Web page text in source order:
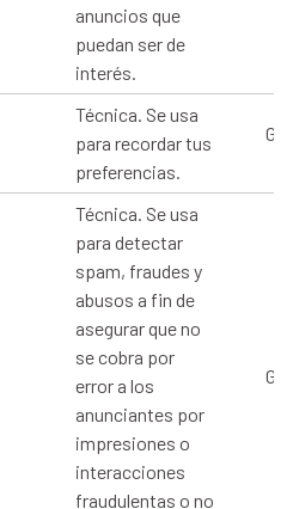
anuncios que
puedan ser de
interés.
Técnica. Se usa
para recordar tus
preferencias.
Técnica. Se usa
para detectar
spam, fraudes y
abusos a fin de
asegurar que no
se cobra por
error a los
anunciantes por
impresiones o
interacciones
fraudulentas o no